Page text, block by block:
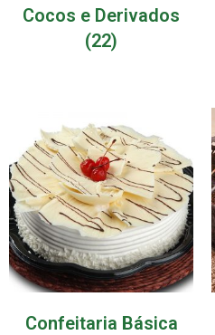
Cocos e Derivados
(22)
Confeitaria Básica